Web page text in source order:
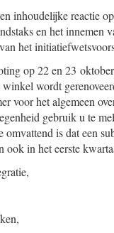
inhoudelijke reactie
en het
het
op 22 en 23
wordt
voor het algemeen
gebruik u te
omvattend is dat een
in het eerste